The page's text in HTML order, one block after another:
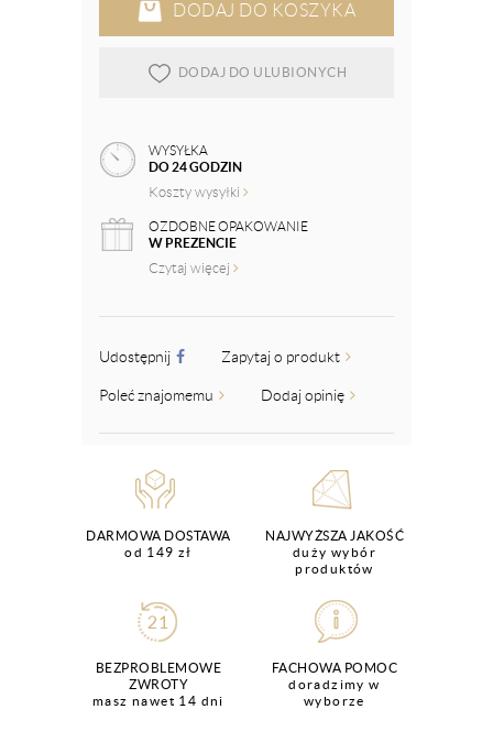
DODAJ DO KOSZYKA
DODAJ DO ULUBIONYCH
WYSYŁKA
DO 24 GODZIN
Koszty wysyłki
OZDOBNE OPAKOWANIE
W PREZENCIE
Czytaj więcej
Udostępnij Zapytaj o produkt
Poleć znajomemu Dodaj opinię
DARMOWA DOSTAWA
od 149 zł
NAJWYŻSZA JAKOŚĆ
duży wybór
produktów
BEZPROBLEMOWE
ZWROTY
masz nawet 14 dni
FACHOWA POMOC
doradzimy w
wyborze